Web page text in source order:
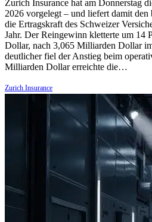
Zurich Insurance hat am Donnerstag
2026 vorgelegt – und liefert damit den
die Ertragskraft des Schweizer
Jahr. Der Reingewinn kletterte um 14
Dollar, nach 3,065 Milliarden Dollar
deutlicher fiel der Anstieg beim
Milliarden Dollar erreichte die…
Zurich Insurance